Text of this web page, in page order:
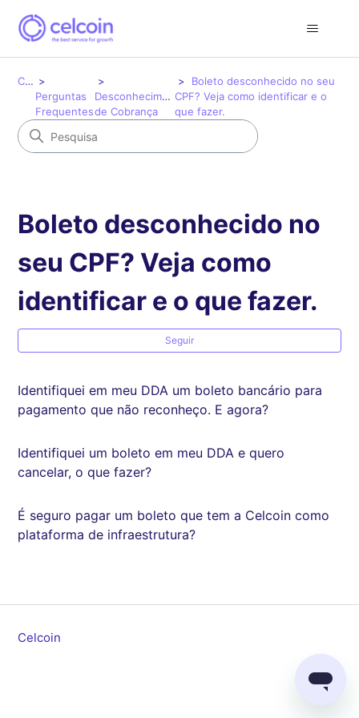
Celcoin
Perguntas
Frequentes
Desconhecimento
de Cobrança
Boleto desconhecido no seu
CPF? Veja como identificar e o
que fazer.
Boleto desconhecido no
seu CPF? Veja como
identificar e o que fazer.
Seguir
Identifiquei em meu DDA um boleto bancário para
pagamento que não reconheço. E agora?
Identifiquei um boleto em meu DDA e quero
cancelar, o que fazer?
É seguro pagar um boleto que tem a Celcoin como
plataforma de infraestrutura?
Celcoin